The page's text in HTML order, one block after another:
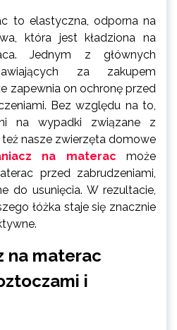
to elastyczna, odporna na
która jest kładziona na
Jednym z głównych
za zakupem
zapewnia on ochronę przed
Bez względu na to,
na wypadki związane z
nasze zwierzęta domowe
na materac może
przed zabrudzeniami,
do usunięcia. W rezultacie,
łóżka staje się znacznie
na materac
i